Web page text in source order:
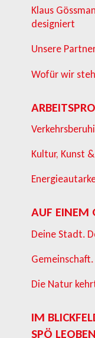
Klaus
designiert
Unsere
Wofür wir
Kultur, Kunst
AUF EINEM
Deine Stadt.
Die Natur
IM
SPÖ LEOBEN